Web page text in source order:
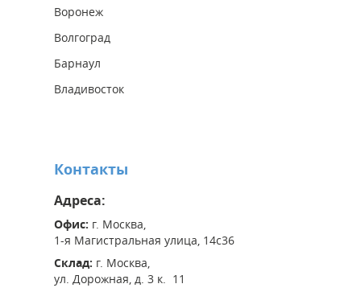
Воронеж
Волгоград
Барнаул
Владивосток
Контакты
Адреса:
Офис: г. Москва,
1-я Магистральная улица, 14с36
Склад: г. Москва,
ул. Дорожная, д. 3 к. 11